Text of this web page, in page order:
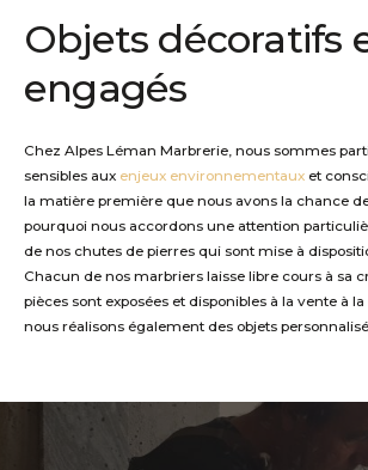
Objets décoratifs
engagés
Chez Alpes Léman Marbrerie, nous sommes
sensibles aux enjeux environnementaux et
la matière première que nous avons la chance
pourquoi nous accordons une attention
de nos chutes de pierres qui sont mise à
Chacun de nos marbriers laisse libre cours à sa
pièces sont exposées et disponibles à la vente à
nous réalisons également des objets